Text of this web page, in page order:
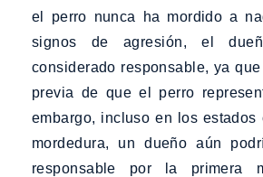
el perro nunca ha mordido a
signos de agresión, el
considerado responsable, ya
previa de que el perro
embargo, incluso en los
mordedura, un dueño aún
responsable por la primera